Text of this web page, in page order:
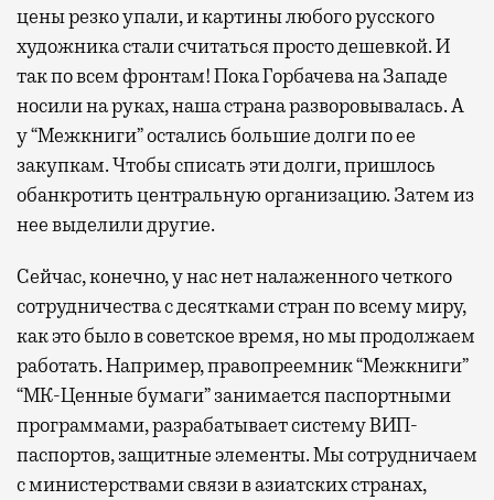
цены резко упали, и картины любого русского
художника стали считаться просто дешевкой. И
так по всем фронтам! Пока Горбачева на Западе
носили на руках, наша страна разворовывалась. А
у “Межкниги” остались большие долги по ее
закупкам. Чтобы списать эти долги, пришлось
обанкротить центральную организацию. Затем из
нее выделили другие.
Сейчас, конечно, у нас нет налаженного четкого
сотрудничества с десятками стран по всему миру,
как это было в советское время, но мы продолжаем
работать. Например, правопреемник “Межкниги”
“МК-Ценные бумаги” занимается паспортными
программами, разрабатывает систему ВИП-
паспортов, защитные элементы. Мы сотрудничаем
с министерствами связи в азиатских странах,